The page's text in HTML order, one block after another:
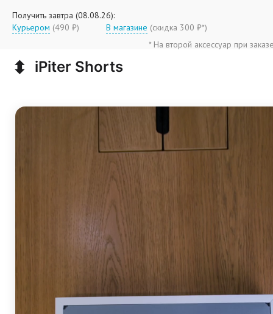
Получить завтра (08.08.26):
Курьером (490 ₽) В магазине (скидка 300 ₽*)
* На второй аксессуар при
⬍ iPiter Shorts